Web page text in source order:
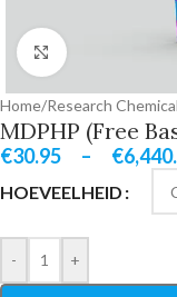
Click to enlarge
Home/Research
MDPHP (Free
€30.95 – €
HOEVEELHEID
- +